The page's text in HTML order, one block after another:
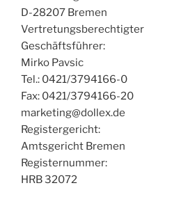
D-28207 Bremen
Vertretungsberechtigter
Geschäftsführer:
Mirko Pavsic
Tel.: 0421/3794166-0
Fax: 0421/3794166-20
marketing@dollex.de
Registergericht:
Amtsgericht Bremen
Registernummer:
HRB 32072